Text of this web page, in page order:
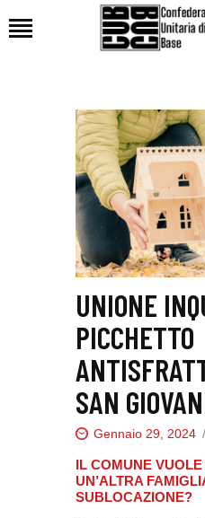
HOME
CHI SIAMO
SEDI
NEWS
PODCAST CUB
TG CUB
INTERNAZIONALE
RASSEGNA STAMPA
UNIONE
PICCHETTO
SAN
Gennaio 29, 2024
IL COMUNE
UN’ALTRA
SUBLOCAZIONE?